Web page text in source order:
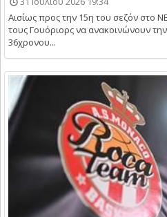
Αισίως προς την 15η του σεζόν στο
τους Γουόριορς να ανακοινώνουν
36χρονου...